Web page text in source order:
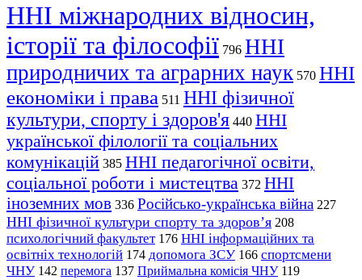
ННІ міжнародних відносин,
історії та філософії 796 ННІ
природничих та аграрних наук 570 ННІ
економіки і права 511 ННІ фізичної
культури, спорту і здоров'я 440 ННІ
української філології та соціальних
комунікацій 385 ННІ педагогічної освіти,
соціальної роботи і мистецтва 372 ННІ
іноземних мов 336 Російсько-українська війна 227
ННІ фізичної культури спорту та здоров’я 208
психологічний факультет 176 ННІ інформаційних та
освітніх технологій 174 допомога ЗСУ 166 спортсмени
ЧНУ 142 перемога 137 Приймальна комісія ЧНУ 119